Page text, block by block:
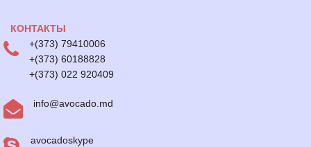
КОНТАКТЫ
+(373) 79410006
+(373) 60188828
+(373) 022 920409
info@avocado.md
avocadoskype